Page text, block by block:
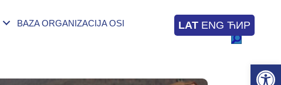
BAZA ORGANIZACIJA OSI LAT ENG ЋИР